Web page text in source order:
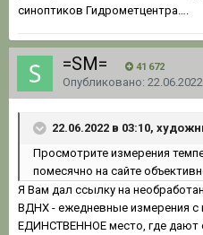
синоптиков Гидрометцентра….
=SM= 41 672
Опубликовано:
22.06.2022 в 03:10,
Просмотрите измерения
помесячно на сайте
Я Вам дал ссылку на
ВДНХ - ежедневные измерения с
ЕДИНСТВЕННОЕ место, где дают